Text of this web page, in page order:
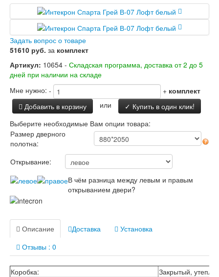
Заводские двери
Двери Лабиринт
Лабиринт Аляска Лайт
Лабиринт Арт
Лабиринт Атлантик
Лабиринт Бетон
Лабиринт Верса
Лабиринт Версаль
Лабиринт Гранд
Лабиринт Дверь двойная тамбурная под
заказ
Лабиринт Имперо
Лабиринт Инфинити
Лабиринт Иссида
Лабиринт Карбон
Лабиринт Кармина
Лабиринт Классик Антик медный
Лабиринт Кредор
Лабиринт Лаб Про
Лабиринт Лондон
Лабиринт Лофт
Задать вопрос о товаре
51610 руб. за комплект
Артикул: 10654 - Складская программа, доставка от 2 до 5
дней при наличии на складе
Мне нужно: - + комплект
Добавить в корзину
или
✓ Купить в один клик!
Выберите необходимые Вам опции товара:
Размер дверного
полотна:
Открывание:
В чём разница между левым и правым
открыванием двери?
Описание Доставка
Установка
Отзывы : 0
Коробка:
Закрытый,